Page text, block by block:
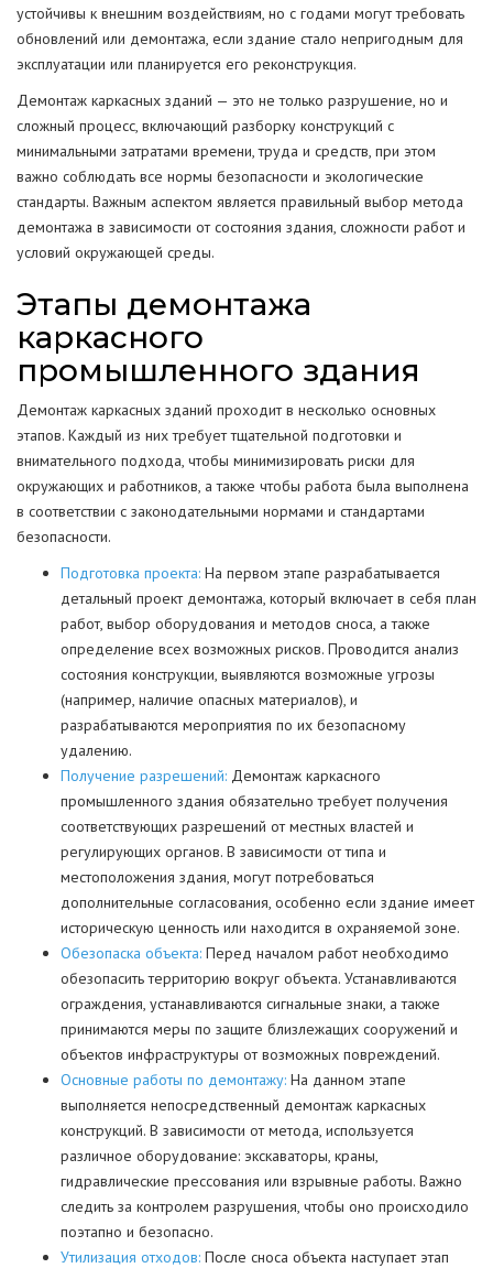
устойчивы к внешним воздействиям, но с годами могут требовать
обновлений или демонтажа, если здание стало непригодным для
эксплуатации или планируется его реконструкция.
Демонтаж каркасных зданий — это не только разрушение, но и
сложный процесс, включающий разборку конструкций с
минимальными затратами времени, труда и средств, при этом
важно соблюдать все нормы безопасности и экологические
стандарты. Важным аспектом является правильный выбор метода
демонтажа в зависимости от состояния здания, сложности работ и
условий окружающей среды.
Этапы демонтажа
каркасного
промышленного здания
Демонтаж каркасных зданий проходит в несколько основных
этапов. Каждый из них требует тщательной подготовки и
внимательного подхода, чтобы минимизировать риски для
окружающих и работников, а также чтобы работа была выполнена
в соответствии с законодательными нормами и стандартами
безопасности.
Подготовка проекта: На первом этапе разрабатывается
детальный проект демонтажа, который включает в себя план
работ, выбор оборудования и методов сноса, а также
определение всех возможных рисков. Проводится анализ
состояния конструкции, выявляются возможные угрозы
(например, наличие опасных материалов), и
разрабатываются мероприятия по их безопасному
удалению.
Получение разрешений: Демонтаж каркасного
промышленного здания обязательно требует получения
соответствующих разрешений от местных властей и
регулирующих органов. В зависимости от типа и
местоположения здания, могут потребоваться
дополнительные согласования, особенно если здание имеет
историческую ценность или находится в охраняемой зоне.
Обезопаска объекта: Перед началом работ необходимо
обезопасить территорию вокруг объекта. Устанавливаются
ограждения, устанавливаются сигнальные знаки, а также
принимаются меры по защите близлежащих сооружений и
объектов инфраструктуры от возможных повреждений.
Основные работы по демонтажу: На данном этапе
выполняется непосредственный демонтаж каркасных
конструкций. В зависимости от метода, используется
различное оборудование: экскаваторы, краны,
гидравлические прессования или взрывные работы. Важно
следить за контролем разрушения, чтобы оно происходило
поэтапно и безопасно.
Утилизация отходов: После сноса объекта наступает этап